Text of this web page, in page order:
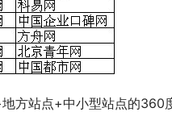
站点+中小型站点的360